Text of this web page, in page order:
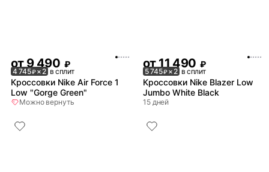
от9 490 ₽
4 745₽× 2 в сплит
Кроссовки Nike Air Force 1
Low "Gorge Green"
Можно вернуть
от11 490 ₽
5 745₽× 2 в сплит
Кроссовки Nike Blazer Low
Jumbo White Black
15 дней